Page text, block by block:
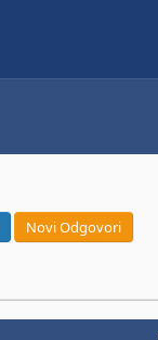
Novi Odgovori